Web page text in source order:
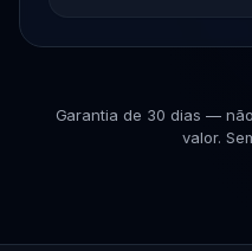
Garantia de 30 dias —
valor.